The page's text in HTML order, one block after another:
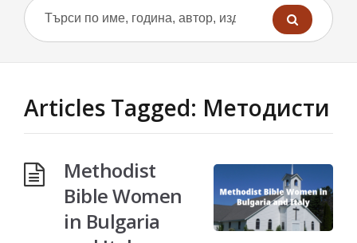
Articles Tagged: Методисти
Methodist
Bible Women
in Bulgaria